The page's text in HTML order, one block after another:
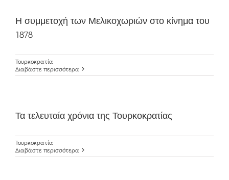
Η συμμετοχή των Μελικοχωριών στο κίνημα του
1878
Τουρκοκρατία
Διαβάστε περισσότερα
Τα τελευταία χρόνια της Τουρκοκρατίας
Τουρκοκρατία
Διαβάστε περισσότερα